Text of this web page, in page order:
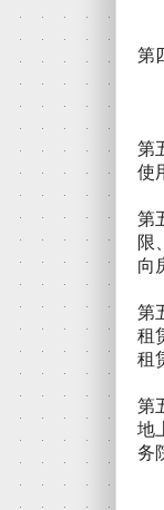
第
第
使
第
限
向
第
租
租
第
地
务